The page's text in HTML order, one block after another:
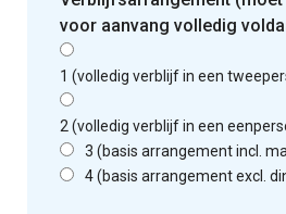
voor aanvang volledig
1 (volledig verblijf in een
2 (volledig verblijf in een
3 (basis arrangement incl.
4 (basis arrangement excl.